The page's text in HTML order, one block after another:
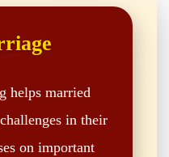
helps married
in their
on important